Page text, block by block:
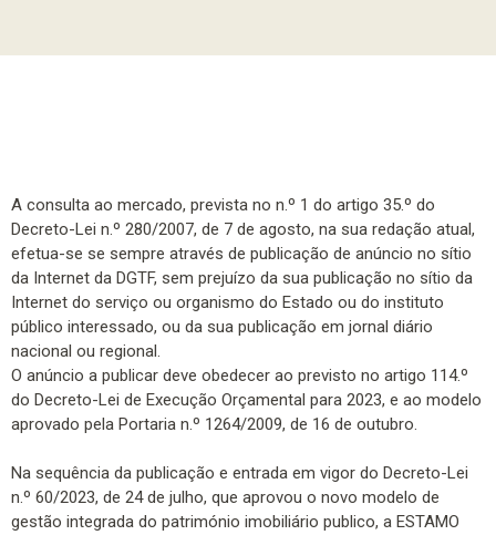
A consulta ao mercado, prevista no n.º 1 do artigo 35.º do
Decreto-Lei n.º 280/2007, de 7 de agosto, na sua redação atual,
efetua-se se sempre através de publicação de anúncio no sítio
da Internet da DGTF, sem prejuízo da sua publicação no sítio da
Internet do serviço ou organismo do Estado ou do instituto
público interessado, ou da sua publicação em jornal diário
nacional ou regional.
O anúncio a publicar deve obedecer ao previsto no artigo 114.º
do Decreto-Lei de Execução Orçamental para 2023, e ao modelo
aprovado pela Portaria n.º 1264/2009, de 16 de outubro.
Na sequência da publicação e entrada em vigor do Decreto-Lei
n.º 60/2023, de 24 de julho, que aprovou o novo modelo de
gestão integrada do património imobiliário publico, a ESTAMO